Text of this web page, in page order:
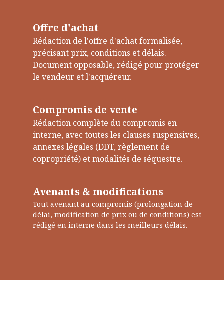
Offre d'achat
Rédaction de l'offre d'achat formalisée,
précisant prix, conditions et délais.
Document opposable, rédigé pour protéger
le vendeur et l'acquéreur.
Compromis de vente
Rédaction complète du compromis en
interne, avec toutes les clauses suspensives,
annexes légales (DDT, règlement de
copropriété) et modalités de séquestre.
Avenants & modifications
Tout avenant au compromis (prolongation de
délai, modification de prix ou de conditions) est
rédigé en interne dans les meilleurs délais.